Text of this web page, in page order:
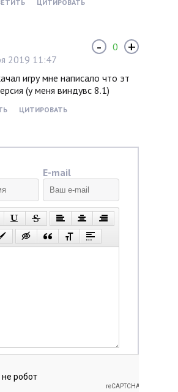
ЦИТИРОВАТЬ
2019 11:47
игру мне написало что эт
(у меня виндувс 8.1)
ЦИТИРОВАТЬ
- 0 +
E-mail